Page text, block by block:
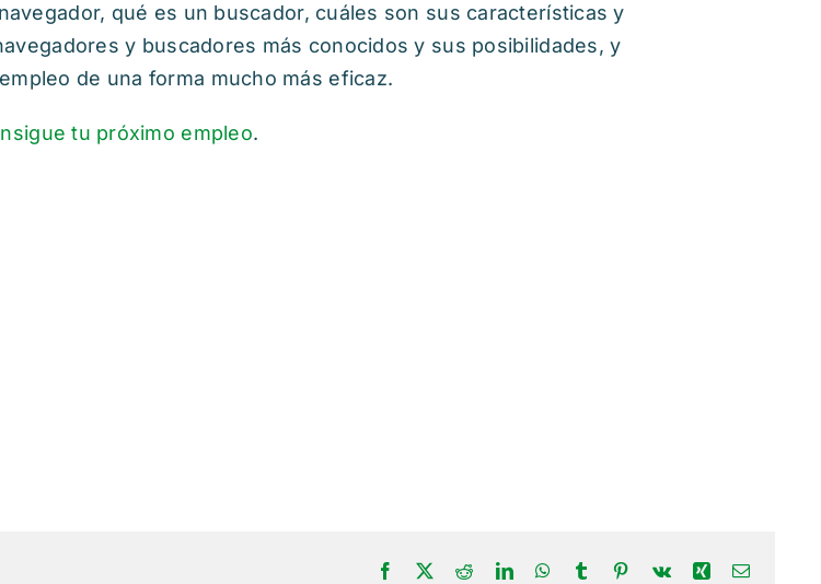
qué es un buscador, cuáles son sus características y
y buscadores más conocidos y sus posibilidades, y
de una forma mucho más eficaz.
tu próximo empleo.
Facebook RedditLinkedInWhatsApp
Tumblr Pinterest
Vk XingCorreo